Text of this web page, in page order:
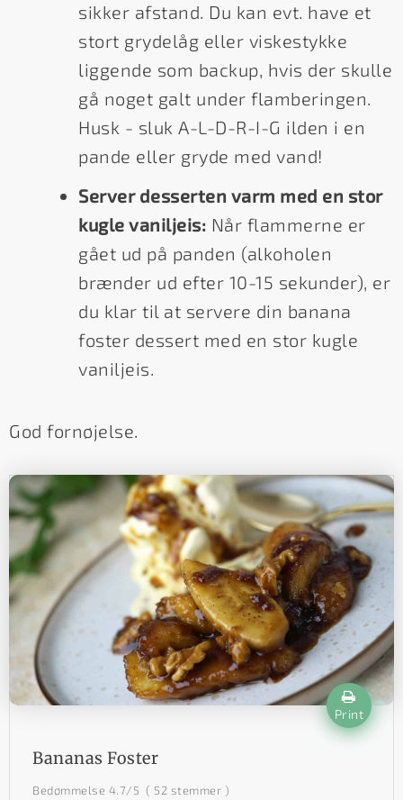
sikker afstand. Du kan evt. have et
stort grydelåg eller viskestykke
liggende som backup, hvis der skulle
gå noget galt under flamberingen.
Husk - sluk A-L-D-R-I-G ilden i en
pande eller gryde med vand!
Server desserten varm med en stor
kugle vaniljeis: Når flammerne er
gået ud på panden (alkoholen
brænder ud efter 10-15 sekunder), er
du klar til at servere din banana
foster dessert med en stor kugle
vaniljeis.
God fornøjelse.
Print
Bananas Foster
Bedømmelse 4.7/5 ( 52 stemmer )